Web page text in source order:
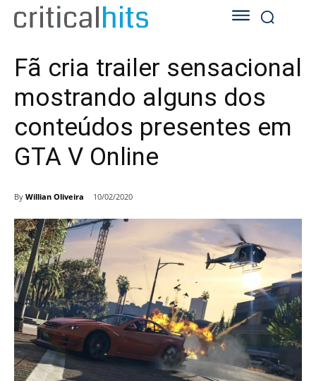
Fã cria trailer sensacional
mostrando alguns dos
conteúdos presentes em
GTA V Online
By Willian Oliveira 10/02/2020